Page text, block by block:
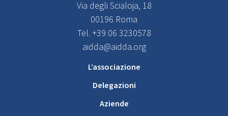
Via degli Scialoja, 18
00196 Roma
Tel. +39 06 3230578
aidda@aidda.org
L’associazione
Delegazioni
Aziende